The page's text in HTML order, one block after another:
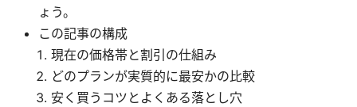
ょう。
この記事の構成
現在の価格帯と割引の仕組み
どのプランが実質的に最安かの比較
安く買うコツとよくある落とし穴